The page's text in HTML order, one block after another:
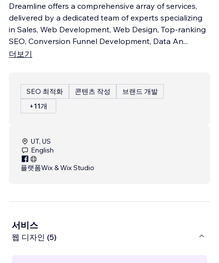
Dreamline offers a comprehensive array of services,
delivered by a dedicated team of experts specializing
in Sales, Web Development, Web Design, Top-ranking
SEO, Conversion Funnel Development, Data An...
더보기
SEO 최적화 콘텐츠 작성
브랜드 개발
+11개
UT, US
English
플랫폼Wix & Wix Studio
서비스
웹 디자인 (5)